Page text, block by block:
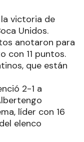
victoria de
Unidos.
anotaron para
con 11 puntos.
que están
2-1 a
líder con 16
elenco